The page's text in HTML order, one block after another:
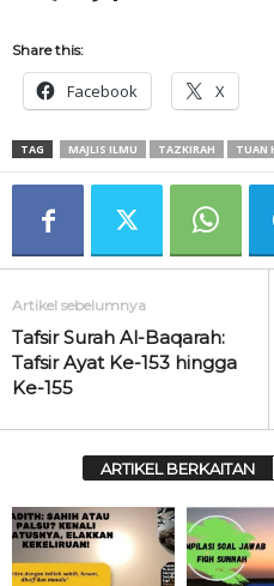
Share this:
Facebook X
TAG MAJLIS ILMU TAZKIRAH TUAN
Artikel sebelumnya
Tafsir Surah Al-Baqarah:
Tafsir Ayat Ke-153 hingga
Ke-155
ARTIKEL BERKAITAN